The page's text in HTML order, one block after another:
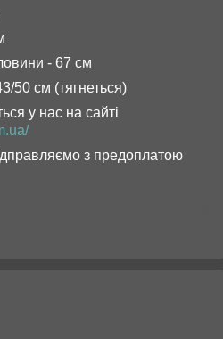
- 67 см
50 см (тягнеться)
у нас на сайті
з предоплатою